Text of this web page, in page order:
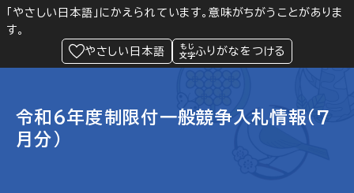
「やさしい日本語」にかえられています。意味がちがうことがありま
す。
やさしい日本語
ふりがなをつける
Language 閲覧支援
緊急情報
令和6年度制限付一般競争入札情報（7
月分）